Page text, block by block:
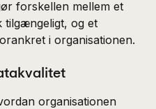
forskellen mellem et
og et
i organisationen.
organisationen